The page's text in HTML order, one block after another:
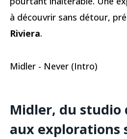
à découvrir sans détour,
Riviera.
Midler - Never (Intro)
Midler, du studio
aux explorations